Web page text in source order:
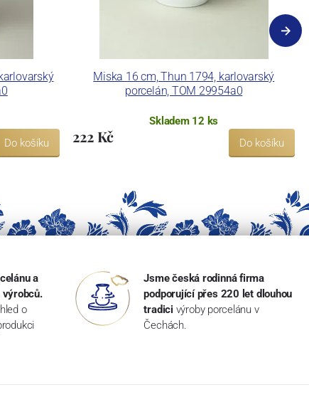
Do košíku
Miska 16 cm, Thun 1794, karlovarský
porcelán, TOM 29954a0
Skladem 12 ks
222 Kč Do košíku
a
o
Jsme česká rodinná firma
podporující přes 220 let dlouhou
tradici výroby porcelánu v
Čechách.